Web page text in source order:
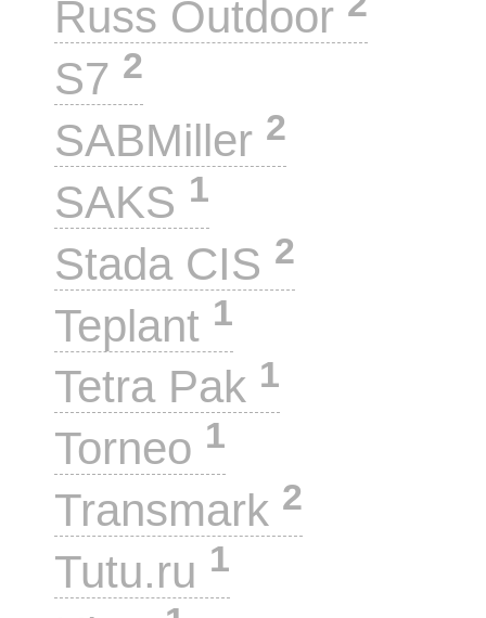
Russ Outdoor
S7 2
SABMiller 2
SAKS 1
Stada CIS 2
Teplant 1
Tetra Pak 1
Torneo 1
Transmark 2
Tutu.ru 1